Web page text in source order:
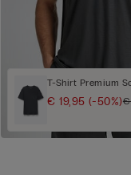
T-Shirt Premium
€ 19,95(-50%)€